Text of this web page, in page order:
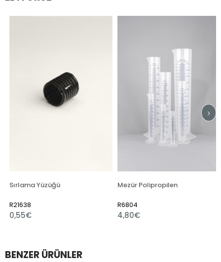
Sırlama Yüzüğü
R21638
0,55€
Mezür Polipropilen
R6804
4,80€
BENZER ÜRÜNLER